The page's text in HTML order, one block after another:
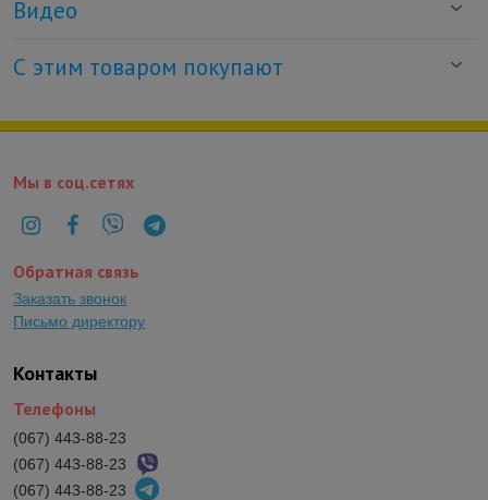
Видео
С этим товаром покупают
Контакты
Телефоны
(067) 443-88-23
(067) 443-88-23
(067) 443-88-23
Мы в соц.сетях
Обратная связь
Заказать звонок
Письмо директору